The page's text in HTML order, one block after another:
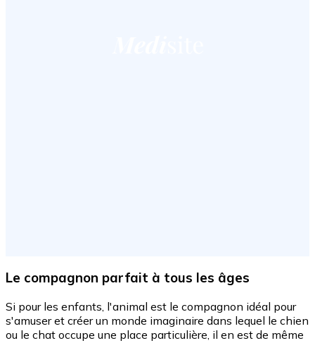
Le compagnon parfait à tous les âges
Si pour les enfants, l'animal est le compagnon idéal pour
s'amuser et créer un monde imaginaire dans lequel le chien
ou le chat occupe une place particulière, il en est de même